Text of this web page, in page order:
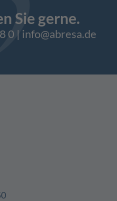
Sie gerne.
0 | info@abresa.de